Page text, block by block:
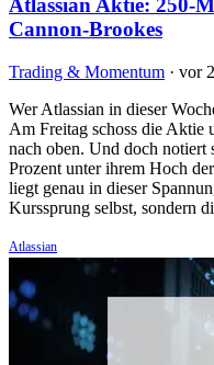
Atlassian Aktie: 250-
Cannon-Brookes
Trading & Momentum · vor
Wer Atlassian in dieser
Am Freitag schoss die Aktie
nach oben. Und doch notiert
Prozent unter ihrem Hoch
liegt genau in dieser
Kurssprung selbst, sondern
Atlassian